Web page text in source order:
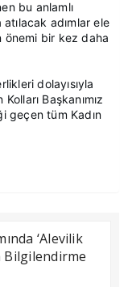
bu anlamlı
adımlar ele
önemi bir kez daha
dolayısıyla
Başkanımız
geçen tüm Kadın
‘Alevilik
Bilgilendirme